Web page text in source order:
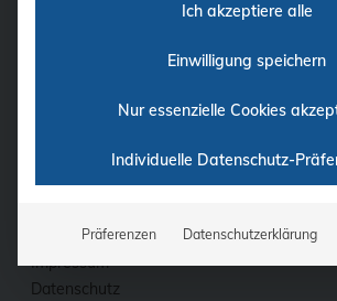
Finanzierung
Fortbildung
Kontakt
Impressum
Datenschutz
Ich akzeptiere alle
Einwilligung speichern
Nur essenzielle Cookies
Individuelle Datenschutz-
Präferenzen Datenschutzerklärung